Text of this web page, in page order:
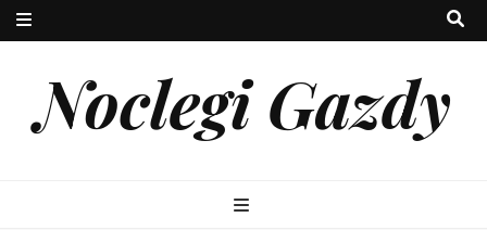
Noclegi Gazdy